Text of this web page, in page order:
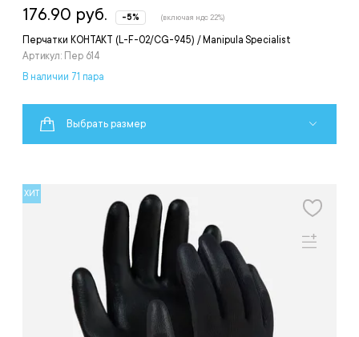
Перчатки КОНТАКТ (L-F-02/CG-945) / Manipula Specialist
Артикул: Пер 614
176.90 руб. -5% (включая ндс 22%)
В наличии 71 пара
Выбрать размер
ХИТ